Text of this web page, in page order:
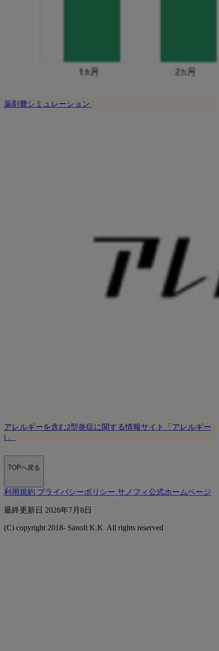
薬剤費シミュレーション
アレルギーを含む2型炎症に関する情報サイト「アレルギー
i」
TOPへ戻る
利用規約 プライバシーポリシー サノフィ公式ホームページ
最終更新⽇ 2026年7月8日
(C) copyright 2018- Sanofi K.K All rights reserved